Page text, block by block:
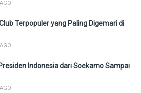
Terpopuler yang Paling Digemari di
Indonesia dari Soekarno Sampai